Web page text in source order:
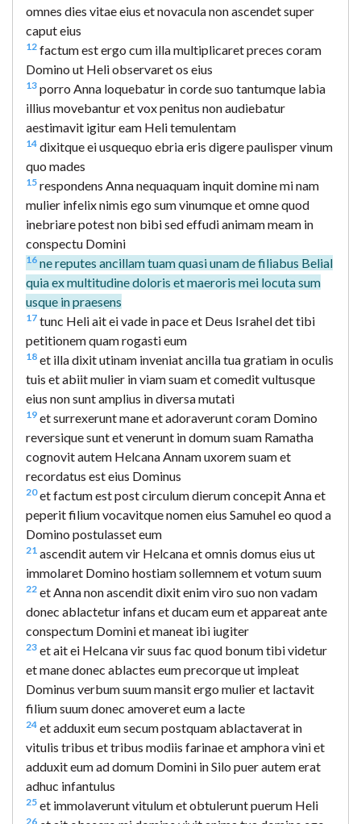
omnes dies vitae eius et novacula non ascendet super
caput eius
12 factum est ergo cum illa multiplicaret preces coram
Domino ut Heli observaret os eius
13 porro Anna loquebatur in corde suo tantumque labia
illius movebantur et vox penitus non audiebatur
aestimavit igitur eam Heli temulentam
14 dixitque ei usquequo ebria eris digere paulisper vinum
quo mades
15 respondens Anna nequaquam inquit domine mi nam
mulier infelix nimis ego sum vinumque et omne quod
inebriare potest non bibi sed effudi animam meam in
conspectu Domini
16 ne reputes ancillam tuam quasi unam de filiabus Belial
quia ex multitudine doloris et maeroris mei locuta sum
usque in praesens
17 tunc Heli ait ei vade in pace et Deus Israhel det tibi
petitionem quam rogasti eum
18 et illa dixit utinam inveniat ancilla tua gratiam in oculis
tuis et abiit mulier in viam suam et comedit vultusque
eius non sunt amplius in diversa mutati
19 et surrexerunt mane et adoraverunt coram Domino
reversique sunt et venerunt in domum suam Ramatha
cognovit autem Helcana Annam uxorem suam et
recordatus est eius Dominus
20et factum est post circulum dierum concepit Anna et
peperit filium vocavitque nomen eius Samuhel eo quod a
Domino postulasset eum
21 ascendit autem vir Helcana et omnis domus eius ut
immolaret Domino hostiam sollemnem et votum suum
22 et Anna non ascendit dixit enim viro suo non vadam
donec ablactetur infans et ducam eum et appareat ante
conspectum Domini et maneat ibi iugiter
23 et ait ei Helcana vir suus fac quod bonum tibi videtur
et mane donec ablactes eum precorque ut impleat
Dominus verbum suum mansit ergo mulier et lactavit
filium suum donec amoveret eum a lacte
24 et adduxit eum secum postquam ablactaverat in
vitulis tribus et tribus modiis farinae et amphora vini et
adduxit eum ad domum Domini in Silo puer autem erat
adhuc infantulus
25 et immolaverunt vitulum et obtulerunt puerum Heli
26